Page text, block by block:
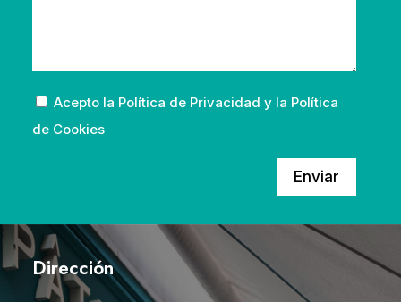
Acepto la Política de Privacidad y la Política
de Cookies
Enviar
Dirección